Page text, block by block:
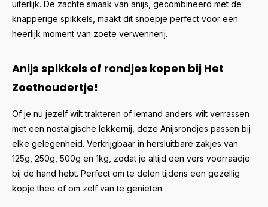
uiterlijk. De zachte smaak van anijs, gecombineerd met de
knapperige spikkels, maakt dit snoepje perfect voor een
heerlijk moment van zoete verwennerij.
Anijs spikkels of rondjes kopen bij Het
Zoethoudertje!
Of je nu jezelf wilt trakteren of iemand anders wilt verrassen
met een nostalgische lekkernij, deze Anijsrondjes passen bij
elke gelegenheid. Verkrijgbaar in hersluitbare zakjes van
125g, 250g, 500g en 1kg, zodat je altijd een vers voorraadje
bij de hand hebt. Perfect om te delen tijdens een gezellig
kopje thee of om zelf van te genieten.